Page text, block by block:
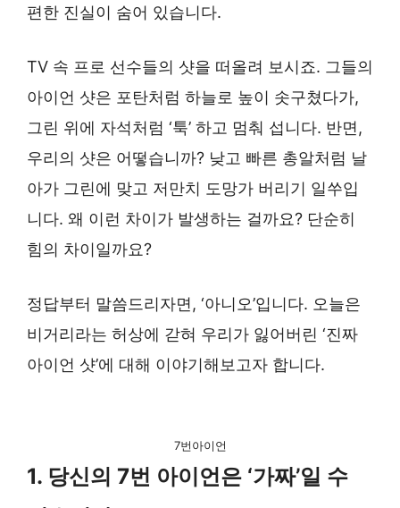
편한 진실이 숨어 있습니다.
TV 속 프로 선수들의 샷을 떠올려 보시죠. 그들의
아이언 샷은 포탄처럼 하늘로 높이 솟구쳤다가,
그린 위에 자석처럼 ‘툭’ 하고 멈춰 섭니다. 반면,
우리의 샷은 어떻습니까? 낮고 빠른 총알처럼 날
아가 그린에 맞고 저만치 도망가 버리기 일쑤입
니다. 왜 이런 차이가 발생하는 걸까요? 단순히
힘의 차이일까요?
정답부터 말씀드리자면, ‘아니오’입니다. 오늘은
비거리라는 허상에 갇혀 우리가 잃어버린 ‘진짜
아이언 샷’에 대해 이야기해보고자 합니다.
7번아이언
1. 당신의 7번 아이언은 ‘가짜’일 수